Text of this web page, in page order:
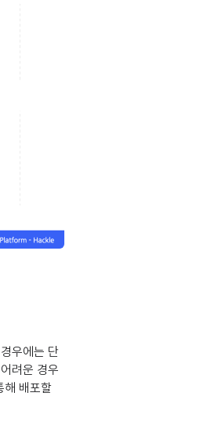
우에는 단
려운 경우
해 배포할